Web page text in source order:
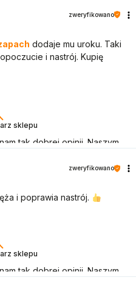
sklepu
tak dobrej opinii. Naszym
nowego domu szybko i bez
zweryfikowano
dodaje mu uroku. Taki
i nastrój. Kupię
sklepu
tak dobrej opinii. Naszym
zweryfikowano
i poprawia nastrój.